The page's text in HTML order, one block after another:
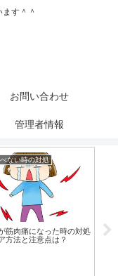
す＾＾
お問い合わせ
管理者情報
ない時の対処
筋肉痛になった時の対処
方法と注意点は？
服